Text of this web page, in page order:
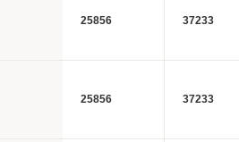
25856 37233
25856 37233